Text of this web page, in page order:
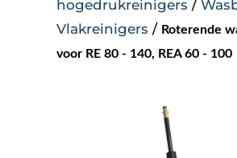
Occasions
Nieuws
hogedrukreinigers /
Vlakreinigers / Roterende
voor RE 80 - 140, REA 60 - 100